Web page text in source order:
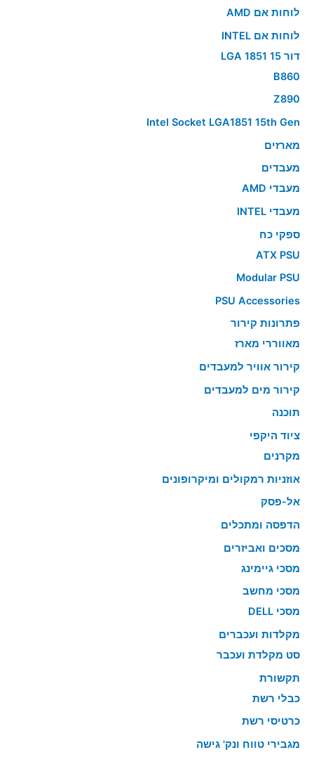
לוחות אם AMD
לוחות אם INTEL
דור 15 LGA 1851
B860
Z890
Intel Socket LGA1851 15th Gen
מארזים
מעבדים
מעבדי AMD
מעבדי INTEL
ספקי כח
ATX PSU
Modular PSU
PSU Accessories
פתרונות קירור
מאווררי מארז
קירור אוויר למעבדים
קירור מים למעבדים
תוכנה
ציוד היקפי
מקרנים
אוזניות רמקולים ומיקרופונים
אל-פסק
הדפסה ומתכלים
מסכים ואביזרים
מסכי גיימינג
מסכי מחשב
מסכי DELL
מקלדות ועכברים
סט מקלדת ועכבר
תקשורת
כבלי רשת
כרטיסי רשת
מגבירי טווח ונק' גישה